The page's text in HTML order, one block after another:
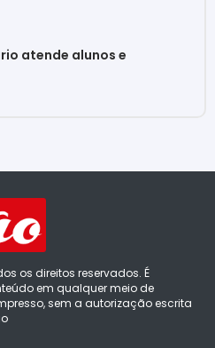
atende alunos e
os direitos reservados. É
em qualquer meio de
sem a autorização escrita